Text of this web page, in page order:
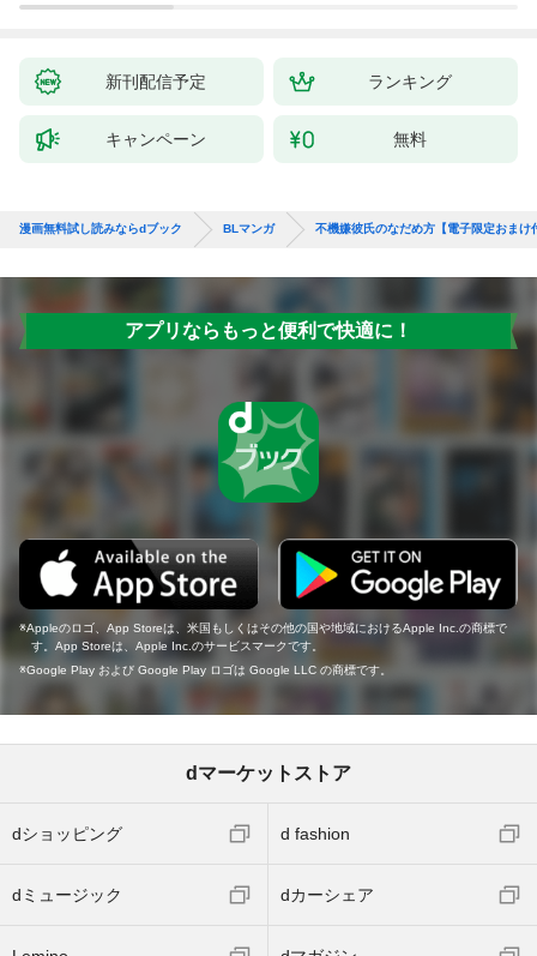
新刊配信予定 ランキング
キャンペーン 無料
漫画無料試し読みならdブック BLマンガ 不機嫌彼氏のなだめ方【電子限定おまけ
アプリならもっと便利で快適に！
Appleのロゴ、App Storeは、米国もしくはその他の国や地域におけるApple Inc.の商標で
す。App Storeは、Apple Inc.のサービスマークです。
Google Play および Google Play ロゴは Google LLC の商標です。
dマーケットストア
dショッピング d fashion
dミュージック dカーシェア